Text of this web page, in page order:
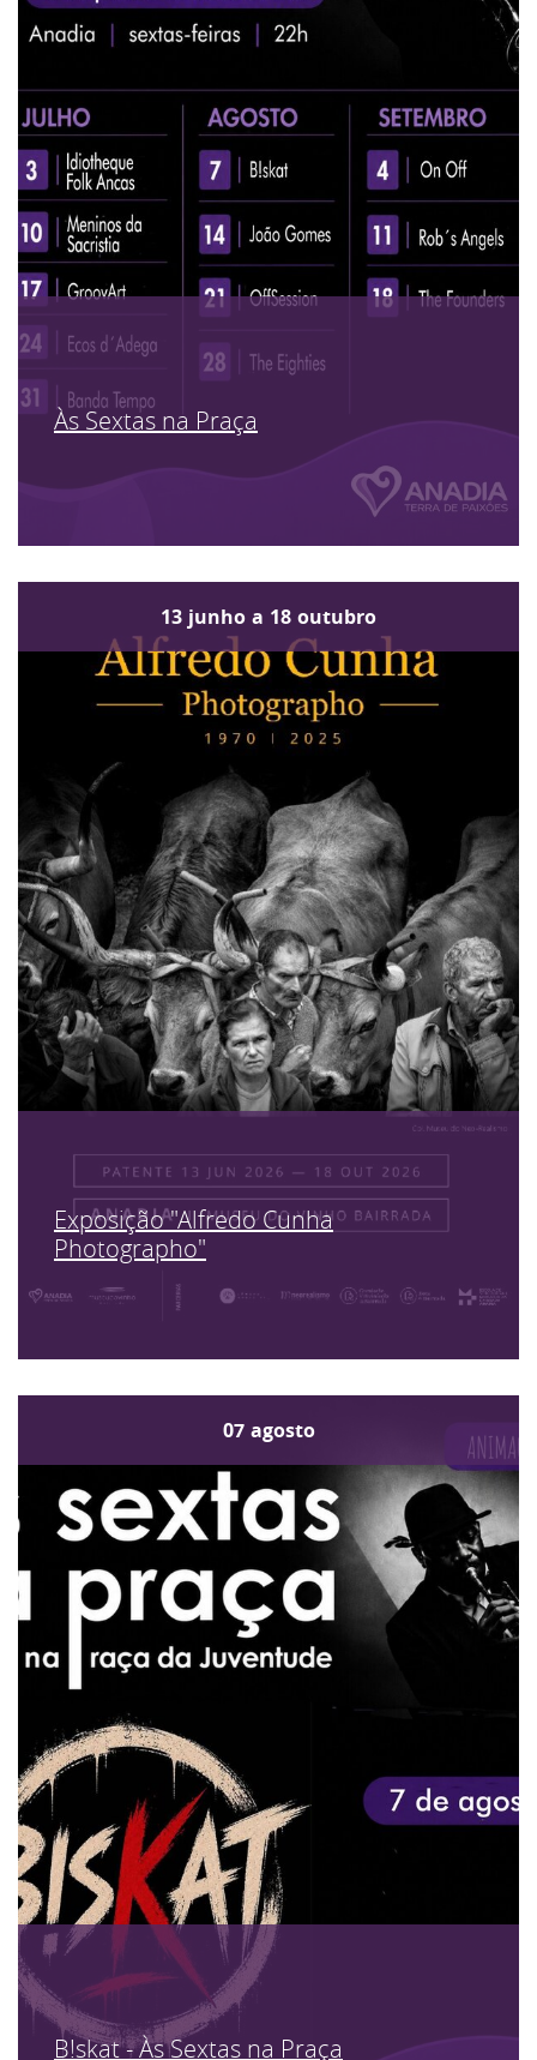
Às Sextas na Praça
13 junho a 18 outubro
Exposição "Alfredo Cunha
Photographo"
07 agosto
B!skat - Às Sextas na Praça